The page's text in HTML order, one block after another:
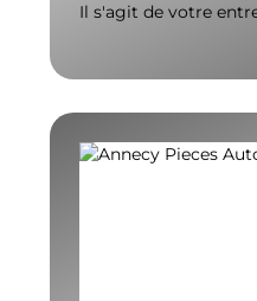
Il s'agit de votre